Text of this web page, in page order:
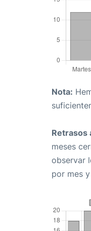
Nota:
Retrasos
meses
observar
por mes